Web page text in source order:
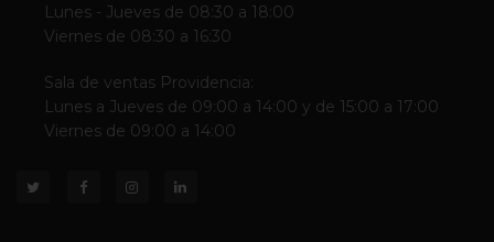
Lunes - Jueves de 08:30 a 18:00
Viernes de 08:30 a 16:30
Sala de ventas Providencia:
Lunes a Jueves de 09:00 a 14:00 y de 15:00 a 17:00
Viernes de 09:00 a 14:00